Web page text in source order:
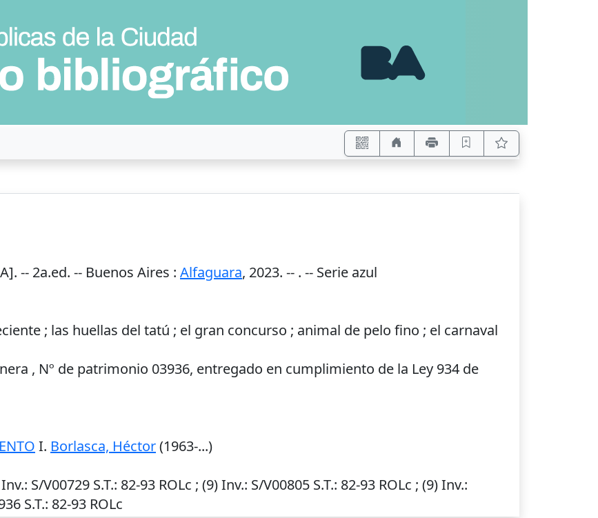
-- 2a.ed. -- Buenos Aires : Alfaguara, 2023. -- . -- Serie azul
; las huellas del tatú ; el gran concurso ; animal de pelo fino ; el carnaval
, Nº de patrimonio 03936, entregado en cumplimiento de la Ley 934 de
I. Borlasca, Héctor(1963-...)
Inv.: S/V00729 S.T.: 82-93 ROLc ; (9)Inv.: S/V00805 S.T.: 82-93 ROLc ; (9)Inv.:
S.T.: 82-93 ROLc